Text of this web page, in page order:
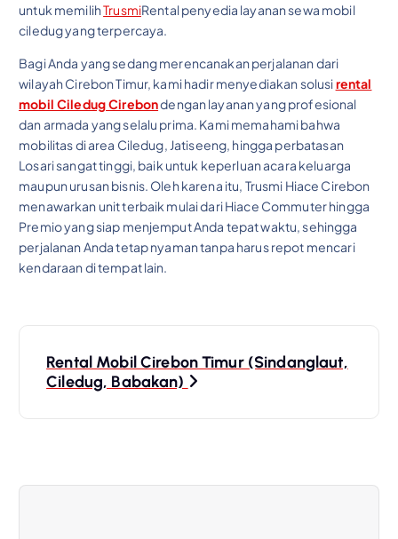
untuk memilihTrusmiRental penyedia layanan sewa mobil
ciledug yang terpercaya.
Bagi Anda yang sedang merencanakan perjalanan dari
wilayah Cirebon Timur, kami hadir menyediakan solusirental
mobil Ciledug Cirebondengan layanan yang profesional
dan armada yang selalu prima. Kami memahami bahwa
mobilitas di area Ciledug, Jatiseeng, hingga perbatasan
Losari sangat tinggi, baik untuk keperluan acara keluarga
maupun urusan bisnis. Oleh karena itu, Trusmi Hiace Cirebon
menawarkan unit terbaik mulai dari Hiace Commuter hingga
Premio yang siap menjemput Anda tepat waktu, sehingga
perjalanan Anda tetap nyaman tanpa harus repot mencari
kendaraan di tempat lain.
Rental Mobil Cirebon Timur (Sindanglaut,
Ciledug, Babakan)